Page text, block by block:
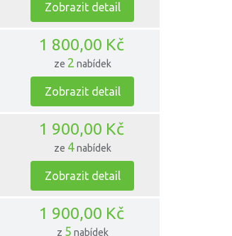
Zobrazit detail
1 800,00 Kč
ze 2 nabídek
Zobrazit detail
1 900,00 Kč
ze 4nabídek
Zobrazit detail
1 900,00 Kč
z 5 nabídek